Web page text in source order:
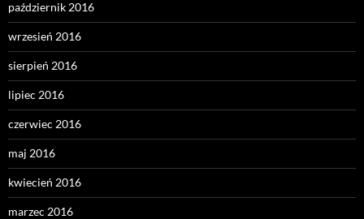
październik 2016
wrzesień 2016
sierpień 2016
lipiec 2016
czerwiec 2016
maj 2016
kwiecień 2016
marzec 2016